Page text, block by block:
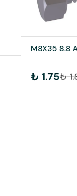
M8X35 8.8
₺ 1.75₺